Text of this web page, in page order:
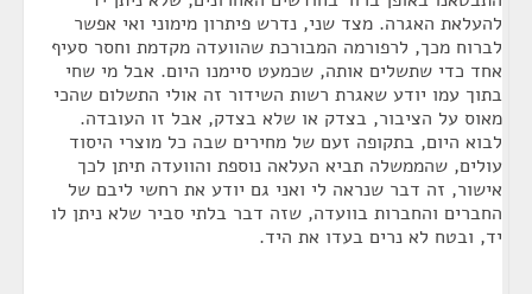
להעלאת האגרה. מצד שני, נדרש פיתרון מימוני ואי אפשר
לברוח מכך, לרפורמה המבורכת שהוועדה מקדמת וחסר סעיף
אחד כדי שתשלים אותה, שכמעט סיימנו היום. אבל מי שחי
בתוך עמו יודע שאגרת רשות השידור זה אולי התשלום שהכי
מאוס על הציבור, בצדק או שלא בצדק, אבל זו העובדה.
לבוא היום, בתקופה זעם של מחירים שבה כל מוצרי היסוד
עולים, שהממשלה תביא העלאה נוספת והוועדה תיתן לכך
אישור, זה דבר שנראה לי ואני גם יודע את רחשי ליבם של
החברים והחברות בוועדה, שזה דבר בלתי סביר שלא ניתן לו
יד, ובטח לא נרים בעדו את היד.